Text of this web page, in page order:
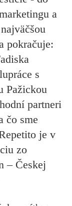
a
pokračuje:
s
Pažickou
partneri
čo sme
je v
zo
– Českej